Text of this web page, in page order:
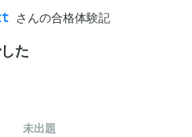
さんの合格体験記
た
未出題